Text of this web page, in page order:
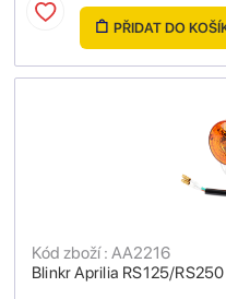
PŘIDAT DO
Blinkr Aprilia RS125/
Kód zboží : AA2216